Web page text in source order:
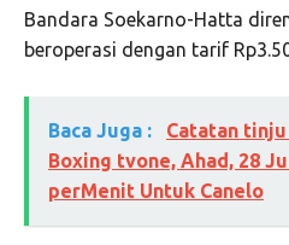
Bandara Soekarno-Hatta
beroperasi dengan tarif
Baca Juga :
Catatan
Boxing tvone, Ahad, 28
perMenit Untuk Canelo